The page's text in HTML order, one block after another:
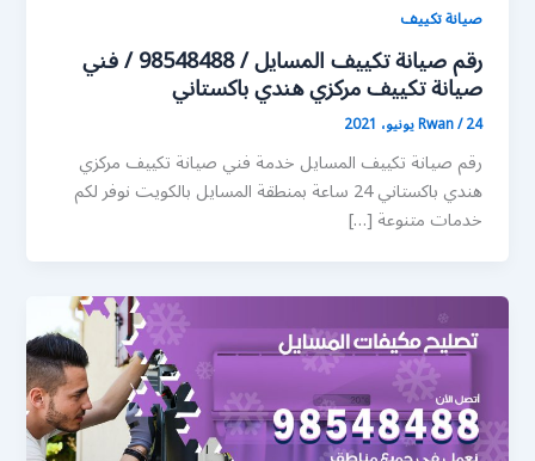
صيانة تكييف
رقم صيانة تكييف المسايل / 98548488 / فني
صيانة تكييف مركزي هندي باكستاني
Rwan/24 يونيو، 2021
رقم صيانة تكييف المسايل خدمة فني صيانة تكييف مركزي
هندي باكستاني 24 ساعة بمنطقة المسايل بالكويت نوفر لكم
خدمات متنوعة […]